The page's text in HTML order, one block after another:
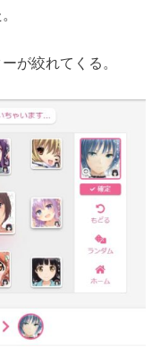
が絞れてくる。